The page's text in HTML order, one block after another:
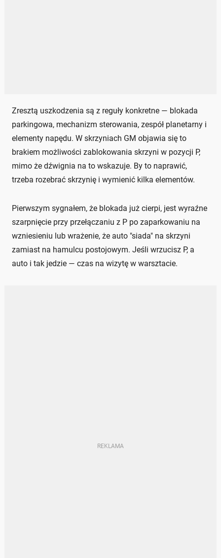
Zresztą uszkodzenia są z reguły konkretne — blokada
parkingowa, mechanizm sterowania, zespół planetarny i
elementy napędu. W skrzyniach GM objawia się to
brakiem możliwości zablokowania skrzyni w pozycji P,
mimo że dźwignia na to wskazuje. By to naprawić,
trzeba rozebrać skrzynię i wymienić kilka elementów.
Pierwszym sygnałem, że blokada już cierpi, jest wyraźne
szarpnięcie przy przełączaniu z P po zaparkowaniu na
wzniesieniu lub wrażenie, że auto "siada" na skrzyni
zamiast na hamulcu postojowym. Jeśli wrzucisz P, a
auto i tak jedzie — czas na wizytę w warsztacie.